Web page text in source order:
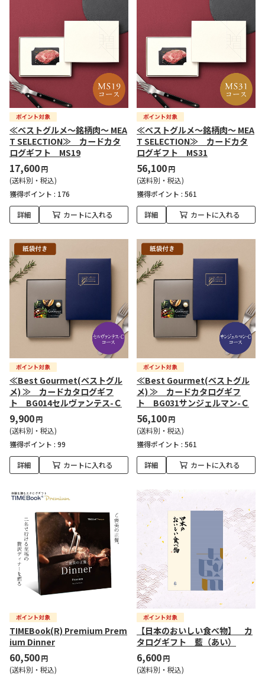
≪ベストグルメ～銘柄肉～ MEA
T SELECTION≫ カードカタ
ログギフト MS19
17,600円
(送料別・税込)
獲得ポイント : 176
詳細 カートに入れる
≪ベストグルメ～銘柄肉～ MEA
T SELECTION≫ カードカタ
ログギフト MS31
56,100円
(送料別・税込)
獲得ポイント : 561
詳細 カートに入れる
≪Best Gourmet(ベストグル
メ) ≫ カードカタログギフ
ト BG014セルヴァンテス-Ｃ
9,900円
(送料別・税込)
獲得ポイント : 99
詳細 カートに入れる
≪Best Gourmet(ベストグル
メ) ≫ カードカタログギフ
ト BG031サンジェルマン-Ｃ
56,100円
(送料別・税込)
獲得ポイント : 561
詳細 カートに入れる
TIMEBook(R) Premium Prem
ium Dinner
60,500円
(送料別・税込)
【日本のおいしい食べ物】 カ
タログギフト 藍（あい）
6,600円
(送料別・税込)